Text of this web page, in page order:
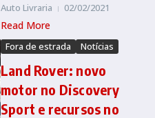
Auto Livraria 02/02/2021
Read More
Fora de estrada Notícias
Land Rover: novo
motor no Discovery
Sport e recursos no